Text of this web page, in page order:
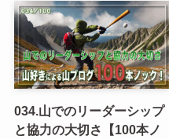
034.山でのリーダーシップ
と協力の大切さ【100本ノ